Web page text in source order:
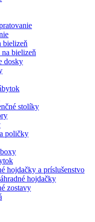
bielizeň
na bielizeň
dosky
stolíky
poličky
hojdačky a príslušenstvo
hojdačky
zostavy